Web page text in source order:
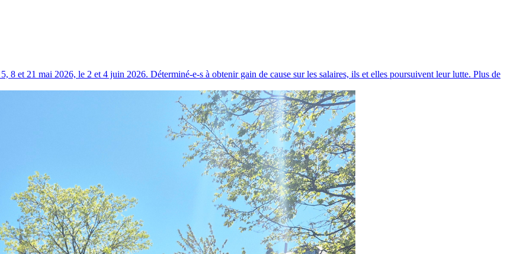
8 et 21 mai 2026, le 2 et 4 juin 2026. Déterminé-e-s à obtenir gain de cause sur les salaires, ils et elles poursuivent leur lutte. Plus de